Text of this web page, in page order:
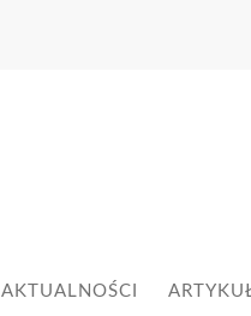
AKTUALNOŚCI